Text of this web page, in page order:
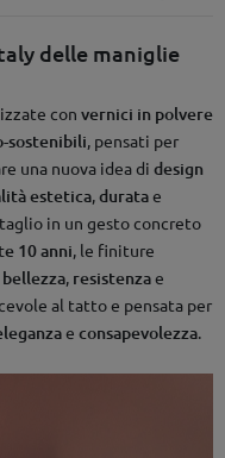
delle maniglie
con vernici in polvere
sostenibili, pensati per
una nuova idea di design
estetica,duratae
in un gesto concreto
10 anni, le finiture
bellezza, resistenzae
al tatto e pensata per
e consapevolezza.